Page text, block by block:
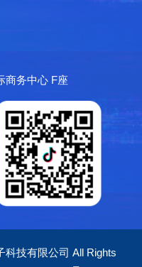
商务中心 F座
技有限公司 All Rights